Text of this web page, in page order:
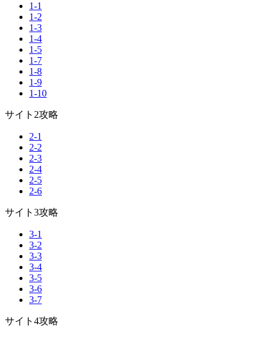
1-1
1-2
1-3
1-4
1-5
1-7
1-8
1-9
1-10
サイト2攻略
2-1
2-2
2-3
2-4
2-5
2-6
サイト3攻略
3-1
3-2
3-3
3-4
3-5
3-6
3-7
サイト4攻略